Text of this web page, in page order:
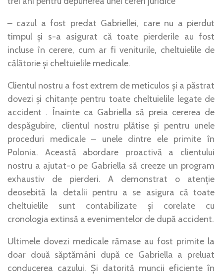
– cazul a fost predat Gabriellei, care nu a pierdut
timpul și s-a asigurat că toate pierderile au fost
incluse în cerere, cum ar fi veniturile, cheltuielile de
călătorie și cheltuielile medicale.
Clientul nostru a fost extrem de meticulos și a păstrat
dovezi și chitanțe pentru toate cheltuielile legate de
accident . Înainte ca Gabriella să preia cererea de
despăgubire, clientul nostru plătise și pentru unele
proceduri medicale – unele dintre ele primite în
Polonia. Această abordare proactivă a clientului
nostru a ajutat-o pe Gabriella să creeze un program
exhaustiv de pierderi. A demonstrat o atenție
deosebită la detalii pentru a se asigura că toate
cheltuielile sunt contabilizate și corelate cu
cronologia extinsă a evenimentelor de după accident.
Ultimele dovezi medicale rămase au fost primite la
doar două săptămâni după ce Gabriella a preluat
conducerea cazului. Și datorită muncii eficiente în